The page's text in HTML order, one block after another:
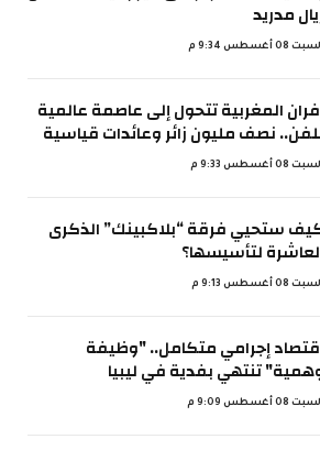
مدريد
08 أغسطس 9:34 م
المغربية تتحول إلى عاصمة عالمية
نصف مليون زائر وعائدات قياسية
08 أغسطس 9:33 م
ستحيي فرقة “بلاكبينك” الذكرى
لتأسيسها؟
08 أغسطس 9:13 م
إجرامي متكامل.. "وظيفة
تنتهي بفدية في ليبيا
08 أغسطس 9:09 م